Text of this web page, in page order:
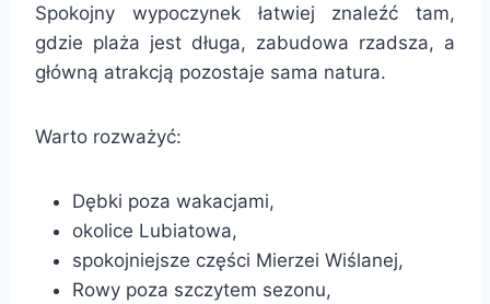
Spokojny wypoczynek łatwiej znaleźć tam,
gdzie plaża jest długa, zabudowa rzadsza, a
główną atrakcją pozostaje sama natura.
Warto rozważyć:
Dębki poza wakacjami,
okolice Lubiatowa,
spokojniejsze części Mierzei Wiślanej,
Rowy poza szczytem sezonu,